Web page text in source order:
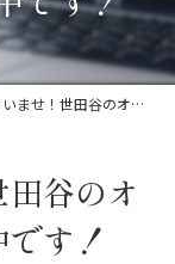
田谷のオンライン肉屋、営業中です！
谷のオ
す！